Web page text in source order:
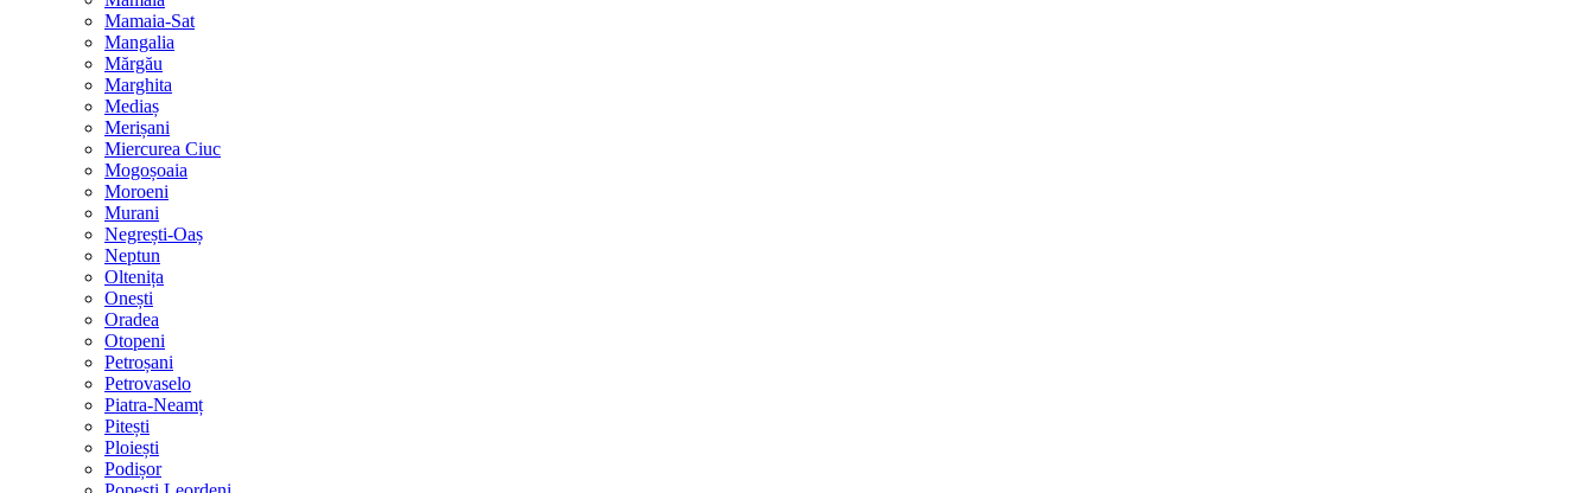
Mamaia-Sat
Mangalia
Mărgău
Marghita
Mediaș
Merișani
Miercurea Ciuc
Mogoșoaia
Moroeni
Murani
Negrești-Oaș
Neptun
Oltenița
Onești
Oradea
Otopeni
Petroșani
Petrovaselo
Piatra-Neamț
Pitești
Ploiești
Podișor